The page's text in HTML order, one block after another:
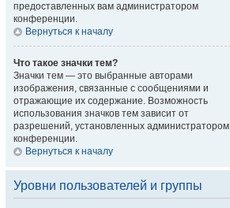
предоставленных вам администратором
конференции.
Вернуться к началу
Что такое значки тем?
Значки тем — это выбранные авторами
изображения, связанные с сообщениями и
отражающие их содержание. Возможность
использования значков тем зависит от
разрешений, установленных администратором
конференции.
Вернуться к началу
Уровни пользователей и группы